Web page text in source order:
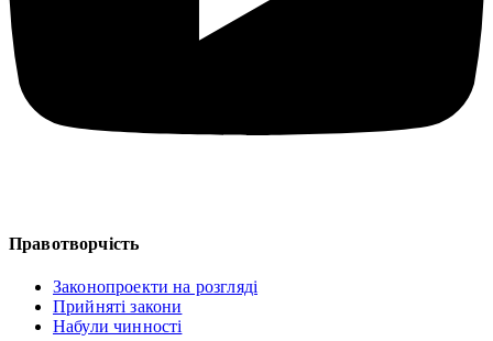
Правотворчість
Законопроекти на розгляді
Прийняті закони
Набули чинності